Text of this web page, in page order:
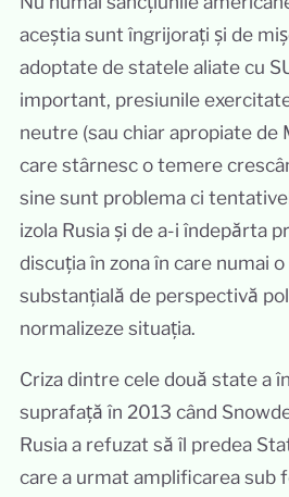
aceștia sunt îngrijorați și de
adoptate de statele aliate cu
important, presiunile
neutre (sau chiar apropiate de
care stârnesc o temere
sine sunt problema ci
izola Rusia și de a-i îndepărta
discuția în zona în care numai
substanțială de perspectivă
normalizeze situația.
Criza dintre cele două state a
suprafață în 2013 când
Rusia a refuzat să îl predea
care a urmat amplificarea sub